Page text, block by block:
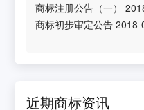
商标注册公告（一）
商标初步审定公告 2018-
近期商标资讯